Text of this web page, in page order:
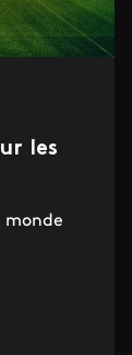
les
monde